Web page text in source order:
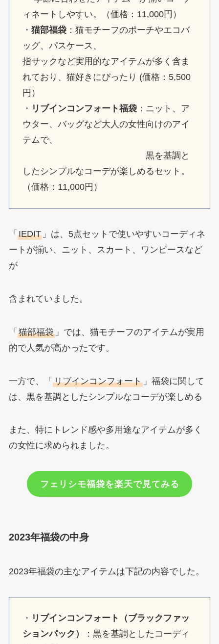
ィネートしやすい。（価格：11,000円）
・ 猫部福袋：猫モチーフのポーチやエコバ
ッグ、パスケース、
指サックなど実用的なアイテムが多く含ま
れており、猫好きにぴったり (価格：5,500
円）
・ リブインコンフォート福袋：ニット、ア
ウター、バッグなど大人の女性向けのアイ
テムで、
黒を基調と
したシンプルなコーデが楽しめるセット。
（価格：11,000円）
「 IEDIT」は、5点セットで使いやすいコーディネ
ートが揃い、ニット、スカート、ワンピースなど
が
含まれていました。
「 猫部福袋」では、猫モチーフのアイテムが実用
的で人気が高かったです。
一方で、「 リブインコンフォート」福袋に関して
は、黒を基調としたシンプルなコーデが楽しめる
また、特にトレンド感や多用途なアイテムが多く
の女性に求められました。
フェリシモ福袋を楽天で見てみる
2023年福袋の中身
2023年福袋の主なアイテムは下記の内容でした。
・ リブインコンフォート（ブラックファッ
ションパック）
：黒を基調としたコーディ